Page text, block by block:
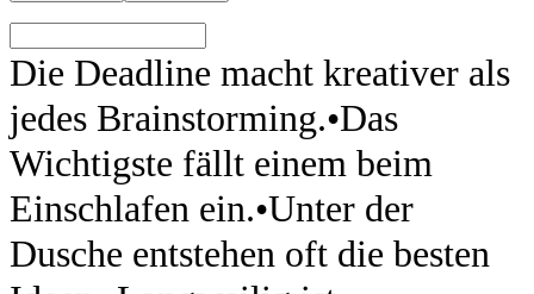
Die Deadline macht kreativer als
jedes Brainstorming.•Das
Wichtigste fällt einem beim
Einschlafen ein.•Unter der
Dusche entstehen oft die besten